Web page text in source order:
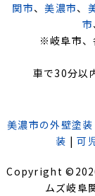
関市、美濃市、
市
※岐阜市、
車で30分以
美濃市の外壁塗装
装 |可
Copyright ©
ムズ岐阜